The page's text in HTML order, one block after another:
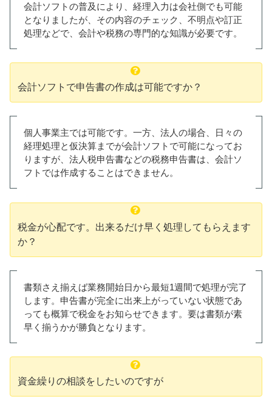
会計ソフトの普及により、経理入力は会社側でも可能
となりましたが、その内容のチェック、不明点や訂正
処理などで、会計や税務の専門的な知識が必要です。
会計ソフトで申告書の作成は可能ですか？
個人事業主では可能です。一方、法人の場合、日々の
経理処理と仮決算までが会計ソフトで可能になってお
りますが、法人税申告書などの税務申告書は、会計ソ
フトでは作成することはできません。
税金が心配です。出来るだけ早く処理してもらえます
か？
書類さえ揃えば業務開始日から最短1週間で処理が完了
します。申告書が完全に出来上がっていない状態であ
っても概算で税金をお知らせできます。要は書類が素
早く揃うかが勝負となります。
資金繰りの相談をしたいのですが